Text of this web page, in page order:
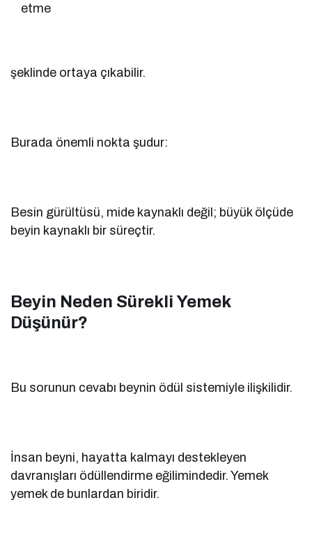
etme
şeklinde ortaya çıkabilir.
Burada önemli nokta şudur:
Besin gürültüsü, mide kaynaklı değil; büyük ölçüde
beyin kaynaklı bir süreçtir.
Beyin Neden Sürekli Yemek
Düşünür?
Bu sorunun cevabı beynin ödül sistemiyle ilişkilidir.
İnsan beyni, hayatta kalmayı destekleyen
davranışları ödüllendirme eğilimindedir. Yemek
yemek de bunlardan biridir.